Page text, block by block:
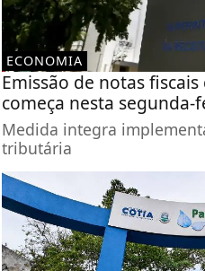
ECONOMIA
Emissão de notas fiscais
começa nesta segunda-
Medida integra
tributária